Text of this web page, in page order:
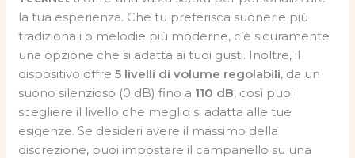
la tua esperienza. Che tu preferisca suonerie più
tradizionali o melodie più moderne, c’è sicuramente
una opzione che si adatta ai tuoi gusti. Inoltre, il
dispositivo offre5 livelli di volume regolabili, da un
suono silenzioso (0 dB) fino a 110 dB, così puoi
scegliere il livello che meglio si adatta alle tue
esigenze. Se desideri avere il massimo della
discrezione, puoi impostare il campanello su una